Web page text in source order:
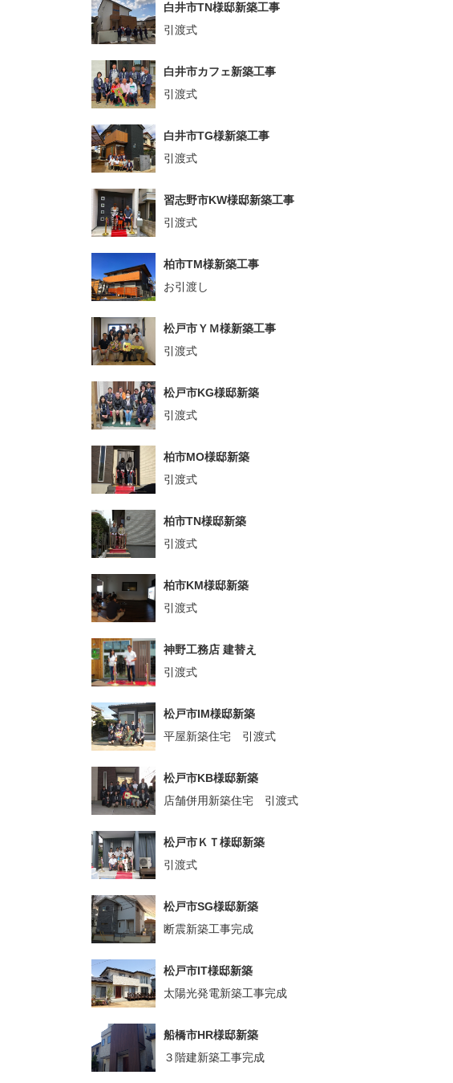
白井市TN様邸新築工事
引渡式
白井市カフェ新築工事
引渡式
白井市TG様新築工事
引渡式
習志野市KW様邸新築工事
引渡式
柏市TM様新築工事
お引渡し
松戸市ＹＭ様新築工事
引渡式
松戸市KG様邸新築
引渡式
柏市MO様邸新築
引渡式
柏市TN様邸新築
引渡式
柏市KM様邸新築
引渡式
神野工務店 建替え
引渡式
松戸市IM様邸新築
平屋新築住宅 引渡式
松戸市KB様邸新築
店舗併用新築住宅 引渡式
松戸市ＫＴ様邸新築
引渡式
松戸市SG様邸新築
断震新築工事完成
松戸市IT様邸新築
太陽光発電新築工事完成
船橋市HR様邸新築
３階建新築工事完成